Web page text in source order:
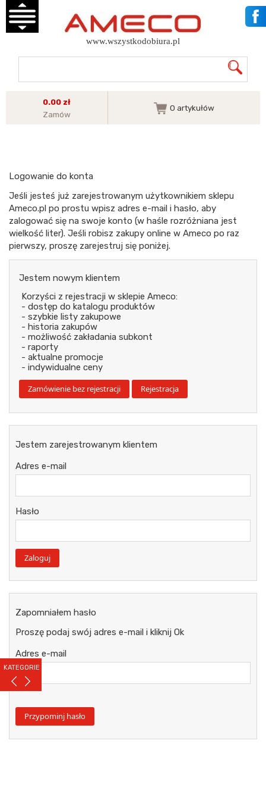
KATEGORIE
www.wszystkodobiura.pl
0.00 zł
Zamów
0 artykułów
Logowanie do konta
Jeśli jesteś już zarejestrowanym użytkownikiem sklepu
Ameco.pl po prostu wpisz adres e-mail i hasło, aby
zalogować się na swoje konto (w haśle rozróżniana jest
wielkość liter). Jeśli robisz zakupy online w Ameco po raz
pierwszy, proszę zarejestruj się poniżej.
Jestem nowym klientem
Korzyści z rejestracji w sklepie Ameco:
- dostęp do katalogu produktów
- szybkie listy zakupowe
- historia zakupów
- możliwość zakładania subkont
- raporty
- aktualne promocje
- indywidualne ceny
Jestem zarejestrowanym klientem
Adres e-mail
Hasło
Zapomniałem hasło
Proszę podaj swój adres e-mail i kliknij Ok
Adres e-mail